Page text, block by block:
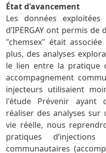
État d'avancement
Les données
d’IPERGAY ont permis
"chemsex" était
plus, des analyses
le lien entre la pratique
accompagnement
injecteurs utilisaient
l'étude Prévenir ayant
réaliser des analyses
vie réelle, nous
pratiques
communautaires